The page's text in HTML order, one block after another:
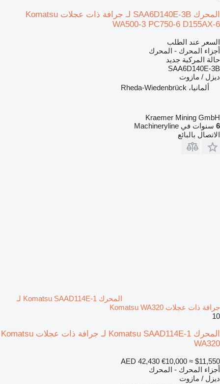
المحرك SAA6D140E-3B لـ جرافة ذات عجلات Komatsu
WA500-3 PC750-6 D155AX-6
السعر عند الطلب
أجزاء المحرك - المحرك
حالة المركبة جديد
SAA6D140E-3B
ديزل / مازوت
ألمانيا، Rheda-Wiedenbrück
Kraemer Mining GmbH
6 سنوات في Machineryline
الاتصال بالبائع
المحرك Komatsu SAAD114E-1 لـ
جرافة ذات عجلات Komatsu WA320
10
المحرك Komatsu SAAD114E-1 لـ جرافة ذات عجلات Komatsu
WA320
AED 42,430 €10,000 ≈ $11,550
أجزاء المحرك - المحرك
ديزل / مازوت